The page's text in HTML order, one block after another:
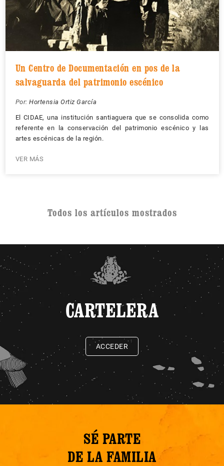
Un Centro de Documentación en pos de la
salvaguarda del patrimonio escénico
Por: Hortensia Ortiz García
El CIDAE, una institución santiaguera que se consolida como
referente en la conservación del patrimonio escénico y las
artes escénicas de la región.
VER MÁS
Todos los artículos mostrados
CARTELERA
ACCEDER
SÉ PARTE
DE LA FAMILIA